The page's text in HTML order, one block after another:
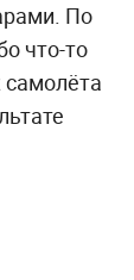
По
что-то
самолёта